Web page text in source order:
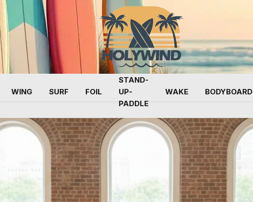
WING SURF FOIL
STAND-
UP-
PADDLE
WAKE BODYBOARD